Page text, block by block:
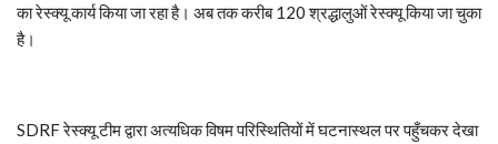
का रेस्क्यू कार्य किया जा रहा है। अब तक करीब 120 श्रद्धालुओं रेस्क्यू किया जा चुका
है।
SDRF रेस्क्यू टीम द्वारा अत्यधिक विषम परिस्थितियों में घटनास्थल पर पहुँचकर देखा